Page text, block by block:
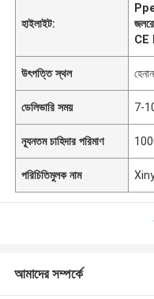
হাইলাইট:
Ppe
CE
উৎপত্তি স্থল
ডেলিভারি সময় 7-
ন্যূনতম চাহিদার পরিমাণ
পরিচিতিমুলক নাম
আমাদের সম্পর্কে